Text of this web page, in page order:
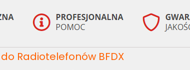
Radiotelefonów BFDX